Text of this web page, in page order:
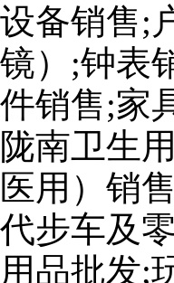
设备销售;
镜）;钟表
件销售;家
陇南卫生
医用）销
代步车及
用品批发;